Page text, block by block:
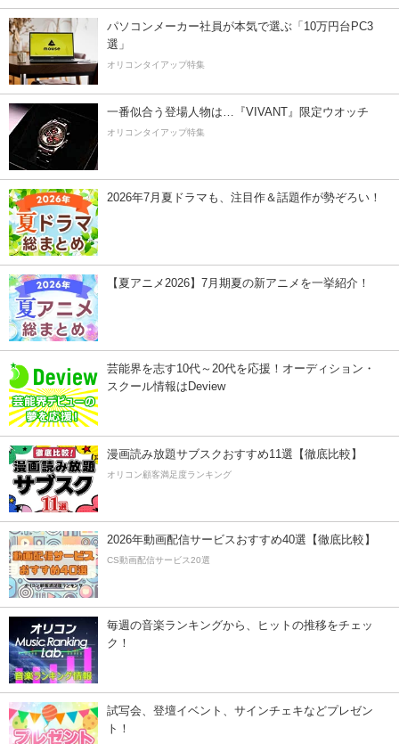
パソコンメーカー社員が本気で選ぶ「10万円台PC3
選」
オリコンタイアップ特集
一番似合う登場人物は…『VIVANT』限定ウオッチ
オリコンタイアップ特集
2026年7月夏ドラマも、注目作＆話題作が勢ぞろい！
【夏アニメ2026】7月期夏の新アニメを一挙紹介！
芸能界を志す10代～20代を応援！オーディション・
スクール情報はDeview
漫画読み放題サブスクおすすめ11選【徹底比較】
オリコン顧客満足度ランキング
2026年動画配信サービスおすすめ40選【徹底比較】
CS動画配信サービス20選
毎週の音楽ランキングから、ヒットの推移をチェッ
ク！
試写会、登壇イベント、サインチェキなどプレゼン
ト！